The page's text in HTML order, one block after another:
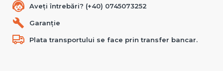
Aveți întrebări? (+40) 0745073252
Garanție
Plata transportului se face prin transfer bancar.